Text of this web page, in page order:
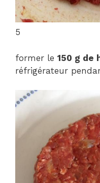
5
former le 150 g de
réfrigérateur